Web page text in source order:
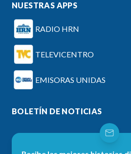
NUESTRAS APPS
RADIO HRN
TELEVICENTRO
EMISORAS UNIDAS
BOLETÍN DE NOTICIAS